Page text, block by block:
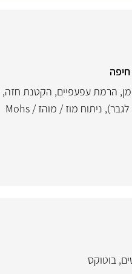
, הרמת עפעפיים, הקטנת חזה,
, ניתוח מוז / מוהז / Mohs
, בוטוקס